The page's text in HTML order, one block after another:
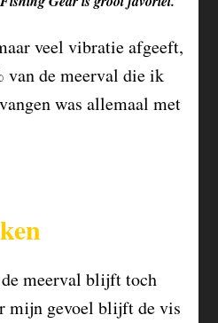
veel vibratie afgeeft,
de meerval die ik
was allemaal met
meerval blijft toch
mijn gevoel blijft de vis